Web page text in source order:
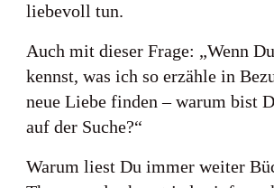
liebevoll tun.
Auch mit dieser Frage: „Wenn
kennst, was ich so erzähle in
neue Liebe finden – warum bist
auf der Suche?“
Warum liest Du immer weiter